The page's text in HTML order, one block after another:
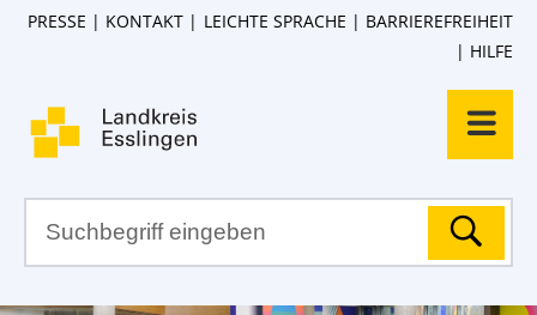
PRESSE KONTAKT LEICHTE SPRACHE
BARRIEREFREIHEIT
HILFE